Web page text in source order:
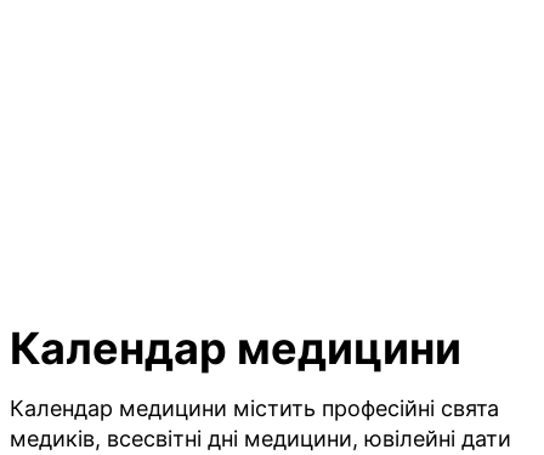
Календар медицини
Календар медицини містить професійні свята
медиків, всесвітні дні медицини, ювілейні дати